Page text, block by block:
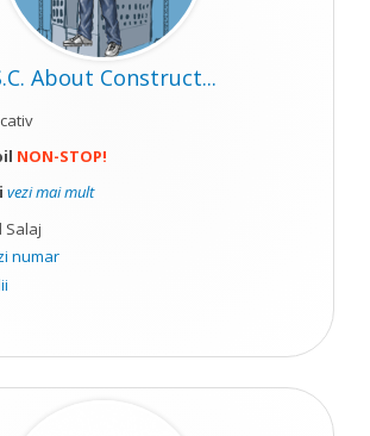
About Construct...
NON-STOP!
vezi mai mult
Salaj
numar